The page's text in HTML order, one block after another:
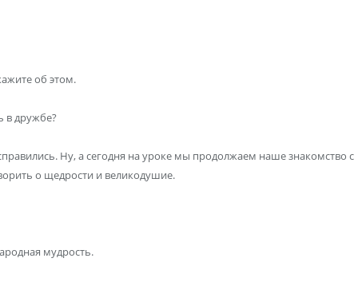
об этом.
в дружбе?
Ну, а сегодня на уроке мы продолжаем наше знакомство с
о щедрости и великодушие.
мудрость.